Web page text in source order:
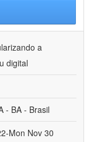
a
digital
- BA - Brasil
Mon Nov 30